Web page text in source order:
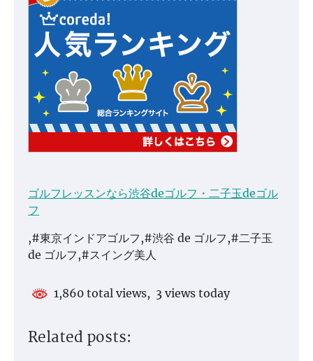
ゴルフレッスンなら渋谷deゴルフ・二子玉deゴル
フ
,#東京インドアゴルフ,#渋谷 de ゴルフ,#二子玉
de ゴルフ,#スイング美人
1,860 total views, 3 views today
Related posts: